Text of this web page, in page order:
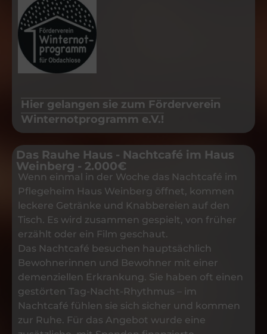
Hier gelangen sie zum Förderverein
Winternotprogramm e.V.!
Das Rauhe Haus - Nachtcafé im Haus
Weinberg - 2.000€
Wenn einmal in der Woche das Nachtcafé im
Pflegeheim Haus Weinberg öffnet, kommen
leckere Getränke und Knabbereien auf den
Tisch. Es wird zusammen gespielt, von früher
erzählt oder ein Film geschaut.
Das Nachtcafé besuchen hauptsächlich
Bewohnerinnen und Bewohner mit einer
demenziellen Erkrankung. Sie haben oft einen
gestörten Tag-Nacht-Rhythmus – im
Nachtcafé fühlen sie sich sicher und kommen
zur Ruhe. Für das Angebot wurde eine